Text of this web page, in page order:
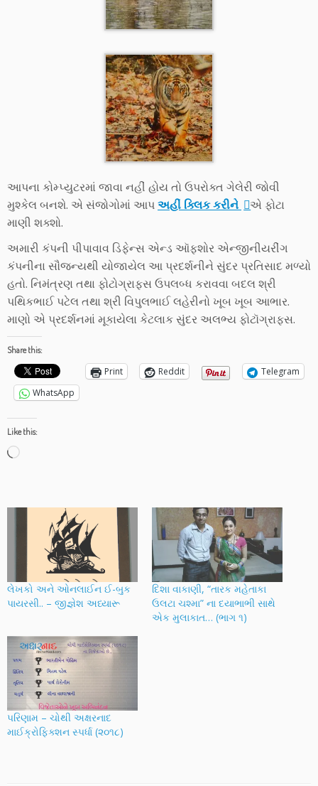
આપના કોમ્પ્યુટરમાં જાવા નહીં હોય તો ઉપરોક્ત ગેલેરી જોવી
મુશ્કેલ બનશે. એ સંજોગોમાં આપઅહીં ક્લિક કરીને
એ ફોટા
માણી શક્શો.
અમારી કંપની પીપાવાવ ડિફેન્સ એન્ડ ઑફશોર એન્જીનીયરીંગ
કંપનીના સૌજન્યથી યોજાયેલ આ પ્રદર્શનીને સુંદર પ્રતિસાદ મળ્યો
હતો. નિમંત્રણ તથા ફોટોગ્રાફ્સ ઉપલબ્ધ કરાવવા બદલ શ્રી
પથિકભાઈ પટેલ તથા શ્રી વિપુલભાઈ લહેરીનો ખૂબ ખૂબ આભાર.
માણો એ પ્રદર્શનમાં મૂકાયેલા કેટલાક સુંદર અલભ્ય ફોટૉગ્રાફ્સ.
Share this:
Print Reddit
Telegram
WhatsApp
Like this:
Loading…
લેખકો અને ઓનલાઈન ઈ-બુક
પાયરસી.. – જીજ્ઞેશ અધ્યારૂ
દિશા વાકાણી, “તારક મહેતાકા
ઉલટા ચશ્મા” ના દયાભાભી સાથે
એક મુલાકાત… (ભાગ ૧)
પરિણામ – ચોથી અક્ષરનાદ
માઈક્રોફિક્શન સ્પર્ધા (૨૦૧૮)‌‌‌‌‌‌‌‌‌‌‌‌‌‌‌‌‌‌‌‌‌‌‌‌‌‌‌